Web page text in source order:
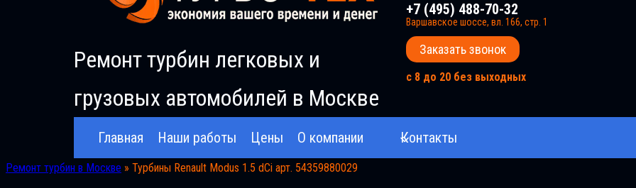
Ремонт турбин легковых и
грузовых автомобилей в Москве
+7 (495) 488-70-32
Варшавское шоссе, вл. 166, стр. 1
Заказать звонок
с 8 до 20 без выходных
Главная Наши работы Цены О компании Контакты
Ремонт турбин в Москве » Турбины Renault Modus 1.5 dCi арт. 54359880029